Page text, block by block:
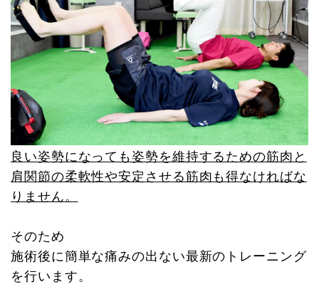
良い姿勢になっても姿勢を維持するための筋肉と
肩関節の柔軟性や安定させる筋肉も得なければな
りません。
そのため
施術後に簡単な痛みの出ない最新のトレーニング
を行います。